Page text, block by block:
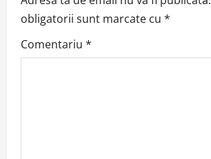
i
g
obligatorii sunt marcate cu *
Comentariu *